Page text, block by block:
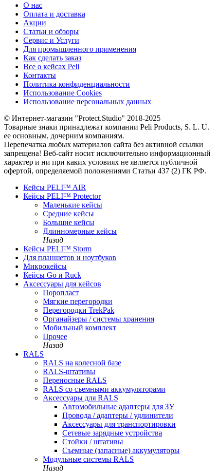
О нас
Оплата и доставка
Акции
Статьи и обзоры
Сервис и Услуги
Для промышленного применения
Как сделать заказ
Все о кейсах Peli
Контакты
Политика конфиденциальности
Использование Cookies
Использование персональных данных
© Интернет-магазин "Protect.Studio" 2018-2025
Товарные знаки принадлежат компании Peli Products, S. L. U.
ее основным, дочерним компаниям.
Перепечатка любых материалов сайта без активной ссылки
запрещена! Веб-сайт носит исключительно информационный
характер и ни при каких условиях не является публичной
офертой, определяемой положениями Статьи 437 (2) ГК РФ.
Кейсы PELI™ AIR
Кейсы PELI™ Protector
Маленькие кейсы
Средние кейсы
Большие кейсы
Длинномерные кейсы
Назад
Кейсы PELI™ Storm
Для планшетов и ноутбуков
Микрокейсы
Кейсы Go и Ruck
Аксессуары для кейсов
Поропласт
Мягкие перегородки
Перегородки TrekPak
Органайзеры / системы хранения
Мобильный комплект
Прочее
Назад
RALS
RALS на колесной базе
RALS-штативы
Переносные RALS
RALS со съемными аккумуляторами
Аксессуары для RALS
Автомобильные адаптеры для ЗУ
Провода / адаптеры / удлинители
Аксессуары для транспортировки
Сетевые зарядные устройства
Стойки / штативы
Съемные (запасные) аккумуляторы
Модульные системы RALS
Назад